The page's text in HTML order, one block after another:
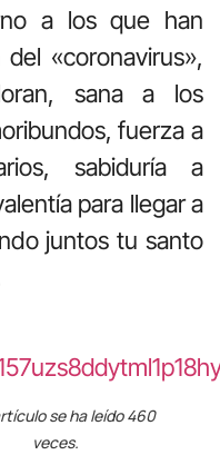
a los que han
«coronavirus»,
sana a los
fuerza a
sabiduría a
para llegar a
juntos tu santo
se ha leído 460
veces.